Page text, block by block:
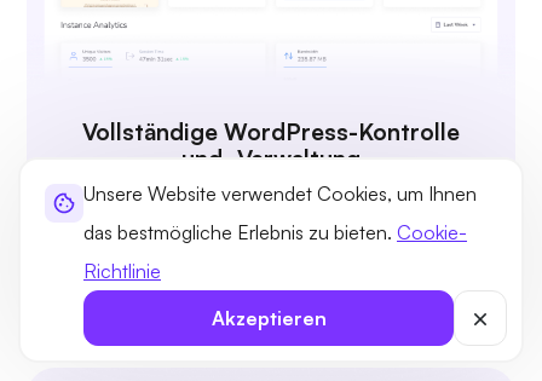
Unsere Website verwendet Cookies, um Ihnen
das bestmögliche Erlebnis zu bieten. Cookie-
Richtlinie
Akzeptieren
Vollständige WordPress-Kontrolle
und -Verwaltung
Verwalten Sie Ihre WordPress-Sites schnell über
eine übersichtliche Liste und importieren Sie sie